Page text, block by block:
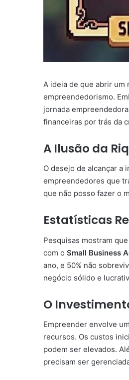
A ideia de que abrir
empreendedorismo.
jornada
financeiras por trás da
A Ilusão da
O desejo de alcançar a
empreendedores que
que não posso fazer o
Estatísticas
Pesquisas mostram
com o Small Business
ano, e 50% não
negócio sólido e
O
Empreender envolve
recursos. Os custos
podem ser elevados.
precisam ser